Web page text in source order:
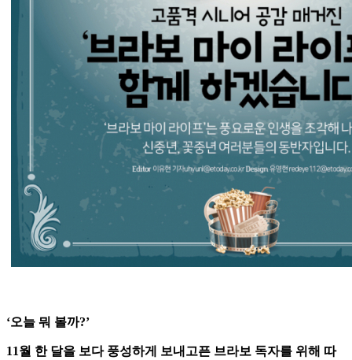
‘오늘 뭐 볼까?’
11월 한 달을 보다 풍성하게 보내고픈 브라보 독자를 위해 따